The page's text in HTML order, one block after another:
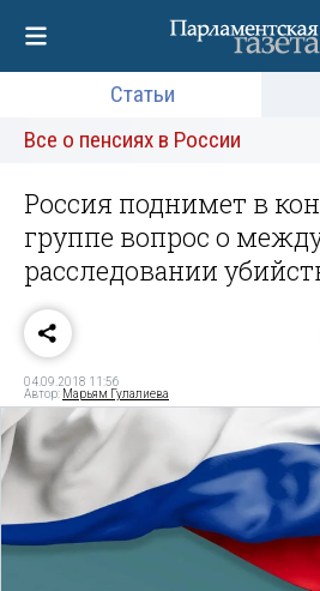
Статьи
Все о пенсиях в России
Россия поднимет в
группе вопрос о
расследовании
04.09.2018 11:56
Автор: Марьям Гулалиева